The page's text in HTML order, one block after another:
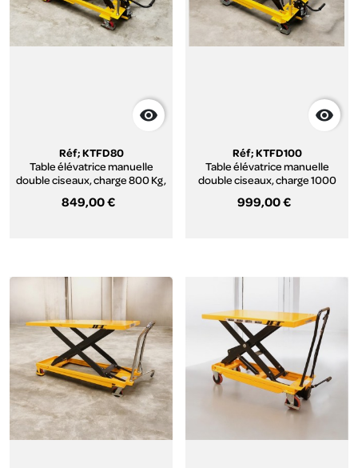

Réf; KTFD80
Table élévatrice manuelle
double ciseaux, charge 800 Kg,
849,00 €

Réf; KTFD100
Table élévatrice manuelle
double ciseaux, charge 1000
999,00 €